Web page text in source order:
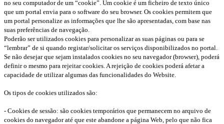
no seu computador de um “cookie”. Um cookie é um ficheiro de texto único
que um portal envia para o software do seu browser. Os cookies permitem que
um portal personalize as informações que lhe são apresentadas, com base nas
suas preferências de navegação.
Poderão ser utilizados cookies para personalizar as suas páginas ou para se
“lembrar” de si quando registar/solicitar os serviços disponibilizados no portal.
Se não desejar que sejam instalados cookies no seu navegador (browser), poderá
definir o mesmo para rejeitar cookies. A rejeição de cookies poderá afetar a
capacidade de utilizar algumas das funcionalidades do Website.
Os tipos de cookies utilizados são:
- Cookies de sessão: são cookies temporários que permanecem no arquivo de
cookies do navegador até que este abandone a página Web, pelo que não fica